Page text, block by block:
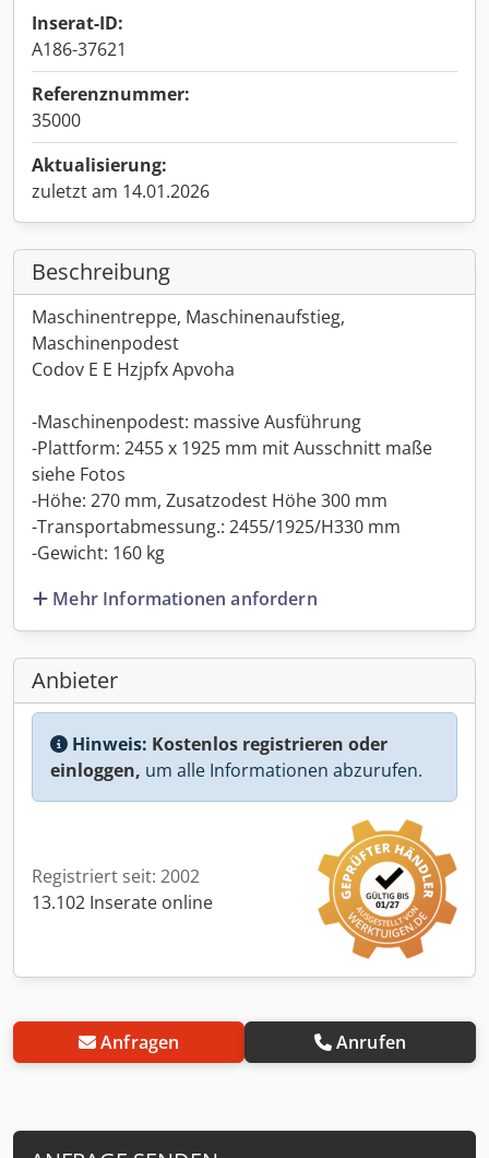
Inserat-ID:
A186-37621
Referenznummer:
35000
Aktualisierung:
zuletzt am 14.01.2026
Beschreibung
Maschinentreppe, Maschinenaufstieg,
Maschinenpodest
Codov E E Hzjpfx Apvoha
-Maschinenpodest: massive Ausführung
-Plattform: 2455 x 1925 mm mit Ausschnitt maße
siehe Fotos
-Höhe: 270 mm, Zusatzodest Höhe 300 mm
-Transportabmessung.: 2455/1925/H330 mm
-Gewicht: 160 kg
Mehr Informationen anfordern
Anbieter
Hinweis: Kostenlos registrieren oder
einloggen, um alle Informationen abzurufen.
Registriert seit: 2002
13.102 Inserate online
Anfragen Anrufen